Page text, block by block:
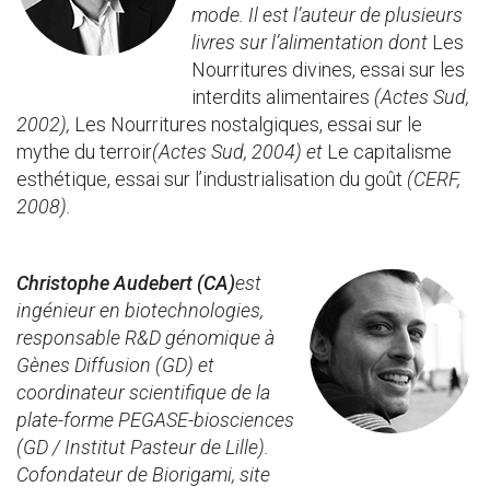
mode. Il est l’auteur de plusieurs
livres sur l’alimentation dont Les
Nourritures divines, essai sur les
interdits alimentaires (Actes Sud,
2002), Les Nourritures nostalgiques, essai sur le
mythe du terroir(Actes Sud, 2004) et Le capitalisme
esthétique, essai sur l’industrialisation du goût (CERF,
2008)
Christophe Audebert (CA)est
ingénieur en biotechnologies,
responsable R&D génomique à
Gènes Diffusion (GD) et
coordinateur scientifique de la
plate-forme PEGASE-biosciences
(GD / Institut Pasteur de Lille).
Cofondateur de Biorigami, site